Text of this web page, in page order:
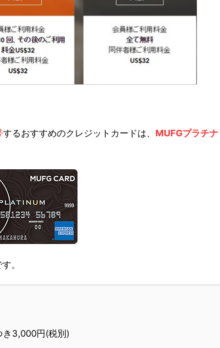
するおすすめのクレジットカードは、 MUFGプラチナ
。
3,000円(税別)